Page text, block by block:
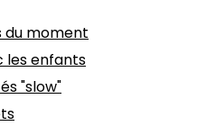
du moment
les enfants
"slow"